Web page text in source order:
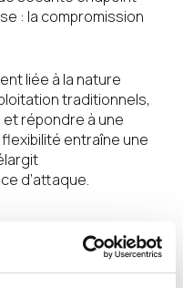
: la compromission
liée à la nature
traditionnels,
répondre à une
entraîne une
d’attaque.